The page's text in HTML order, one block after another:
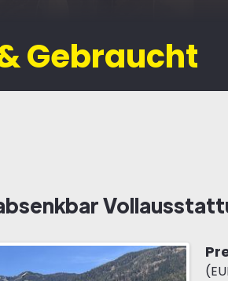
Gebraucht